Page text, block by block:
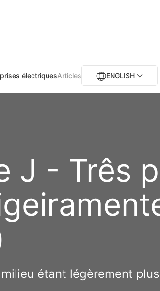
électriquesArticles ENGLISH
J - Três
étant légèrement